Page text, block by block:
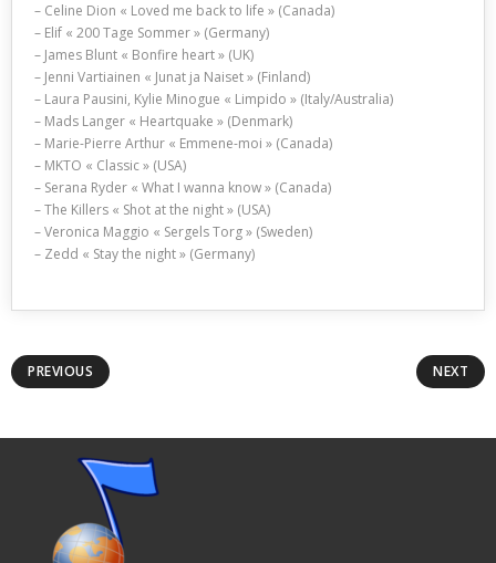
– Celine Dion « Loved me back to life » (Canada)
– Elif « 200 Tage Sommer » (Germany)
– James Blunt « Bonfire heart » (UK)
– Jenni Vartiainen « Junat ja Naiset » (Finland)
– Laura Pausini, Kylie Minogue « Limpido » (Italy/Australia)
– Mads Langer « Heartquake » (Denmark)
– Marie-Pierre Arthur « Emmene-moi » (Canada)
– MKTO « Classic » (USA)
– Serana Ryder « What I wanna know » (Canada)
– The Killers « Shot at the night » (USA)
– Veronica Maggio « Sergels Torg » (Sweden)
– Zedd « Stay the night » (Germany)
PREVIOUS NEXT